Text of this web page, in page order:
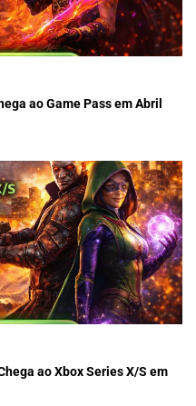
ao Game Pass em Abril
ao Xbox Series X/S em